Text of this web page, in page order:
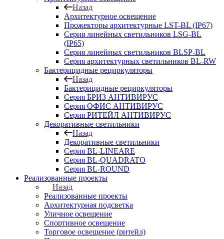
Назад
Архитектурное освещение
Прожекторы архитектурные LST-BL (IP67)
Серия линейных светильников LSG-BL
(IP65)
Серия линейных светильников BLSP-BL
Серия архитектурных светильников BL-RW
Бактерицидные рециркуляторы
Назад
Бактерицидные рециркуляторы
Серия БРИЗ АНТИВИРУС
Серия ОФИС АНТИВИРУС
Серия РИТЕЙЛ АНТИВИРУС
Декоративные светильники
Назад
Декоративные светильники
Серия BL-LINEARE
Серия BL-QUADRATO
Серия BL-ROUND
Реализованные проекты
Назад
Реализованные проекты
Архитектурная подсветка
Уличное освещение
Спортивное освещение
Торговое освещение (ритейл)